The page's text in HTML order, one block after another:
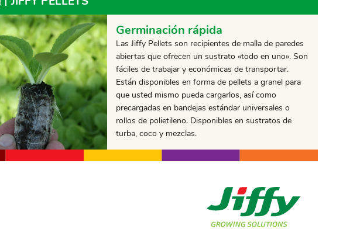
Germinación rápida
Las Jiffy Pellets son recipientes de malla de paredes
abiertas que ofrecen un sustrato «todo en uno». Son
fáciles de trabajar y económicas de transportar.
Están disponibles en forma de pellets a granel para
que usted mismo pueda cargarlos, así como
precargadas en bandejas estándar universales o
rollos de polietileno. Disponibles en sustratos de
turba, coco y mezclas.